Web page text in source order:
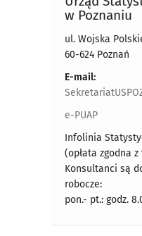
w Poznaniu
ul. Wojska
60-624 Poznań
E-mail:
e-PUAP
Infolinia
(opłata zgodna
Konsultanci są
robocze:
pon.- pt.: godz.